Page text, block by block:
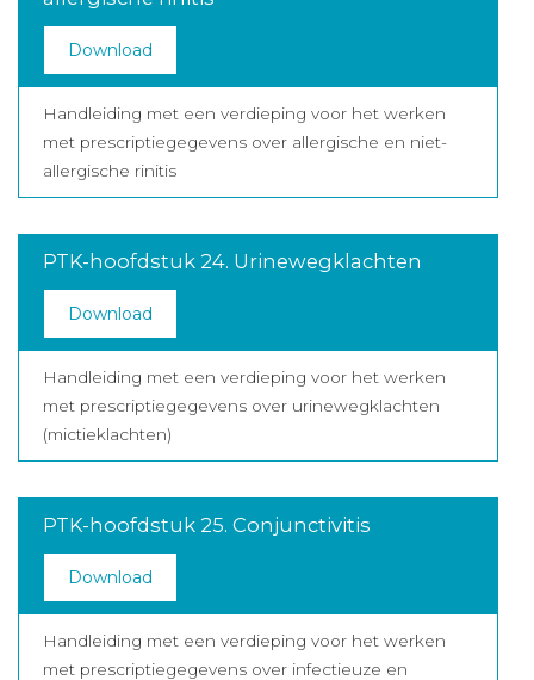
Download
Handleiding met een verdieping voor het werken
met prescriptiegegevens over allergische en niet-
allergische rinitis
PTK-hoofdstuk 24. Urinewegklachten
Download
Handleiding met een verdieping voor het werken
met prescriptiegegevens over urinewegklachten
(mictieklachten)
PTK-hoofdstuk 25. Conjunctivitis
Download
Handleiding met een verdieping voor het werken
met prescriptiegegevens over infectieuze en